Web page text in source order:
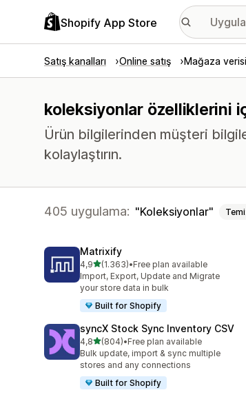
Shopify App Store
Satış kanalları Online satış Mağaza verisi
koleksiyonlar özelliklerini
Ürün bilgilerinden müşteri
kolaylaştırın.
405 uygulama: Koleksiyonlar
Matrixify
4,95 yıldız üzerinden
(1.363)
toplam 1363 değerlendirme
•Free plan available
Import, Export, Update and Migrate
your store data in bulk
Built for Shopify
syncX Stock Sync Inventory CSV
4,85 yıldız üzerinden
(804)
toplam 804 değerlendirme
•Free plan available
Bulk update, import & sync multiple
stores and any connections
Built for Shopify